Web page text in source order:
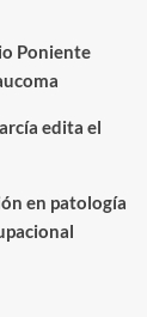
Poniente
edita el
en patología